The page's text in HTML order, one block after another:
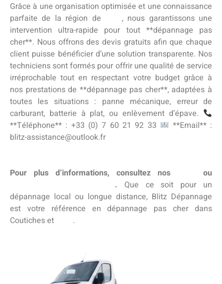
Grâce à une organisation optimisée et une connaissance
parfaite de la région de
, nous garantissons une
intervention ultra-rapide pour tout **dépannage pas
cher**. Nous offrons des devis gratuits afin que chaque
client puisse bénéficier d’une solution transparente. Nos
techniciens sont formés pour offrir une qualité de service
irréprochable tout en respectant votre budget grâce à
nos prestations de **dépannage pas cher**, adaptées à
toutes les situations : panne mécanique, erreur de
carburant, batterie à plat, ou enlèvement d’épave.
**Téléphone** : +33 (0) 7 60 21 92 33
**Email** :
blitz-assistance@outlook.fr
Pour plus d’informations, consultez nos
ou
. Que ce soit pour un
dépannage local ou longue distance, Blitz Dépannage
est votre référence en dépannage pas cher dans
Coutiches et
.